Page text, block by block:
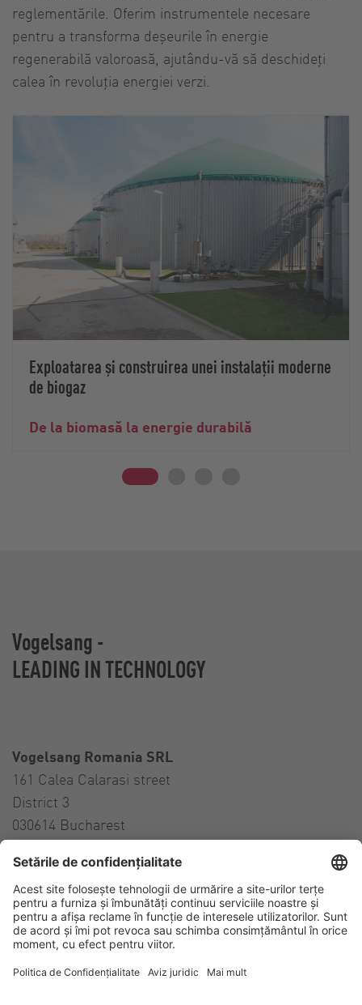
reglementările. Oferim instrumentele necesare
pentru a transforma deșeurile în energie
regenerabilă valoroasă, ajutându-vă să deschideți
calea în revoluția energiei verzi.
Exploatarea și construirea unei instalații moderne
de biogaz
De la biomasă la energie durabilă
Vogelsang -
LEADING IN TECHNOLOGY
Vogelsang Romania SRL
161 Calea Calarasi street
District 3
030614 Bucharest
Contact
Tel:+ 40 314 27 27 57
E-Mail: sales.ro@vogelsang.info